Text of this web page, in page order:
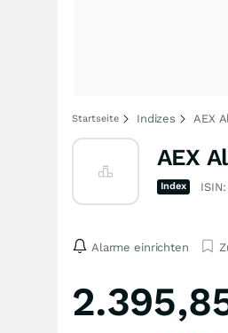
Startseite Indizes AEX
AEX
Index ISIN:
Alarme einrichten